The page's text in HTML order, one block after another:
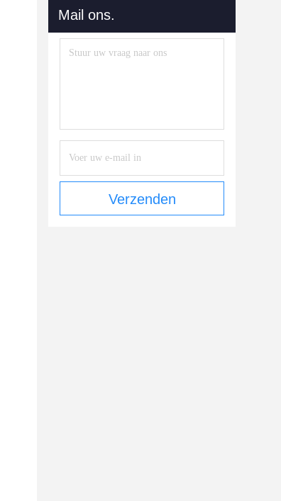
Mail ons.
Verzenden